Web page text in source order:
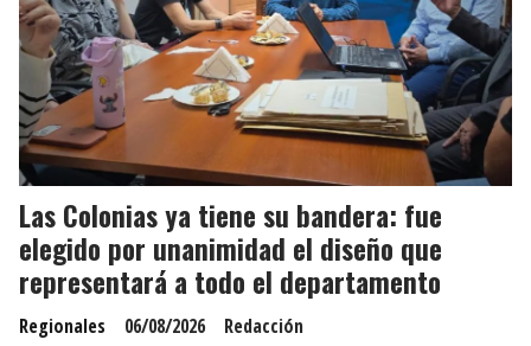
Las Colonias ya tiene su bandera: fue
elegido por unanimidad el diseño que
representará a todo el departamento
Redacción
Regionales
06/08/2026